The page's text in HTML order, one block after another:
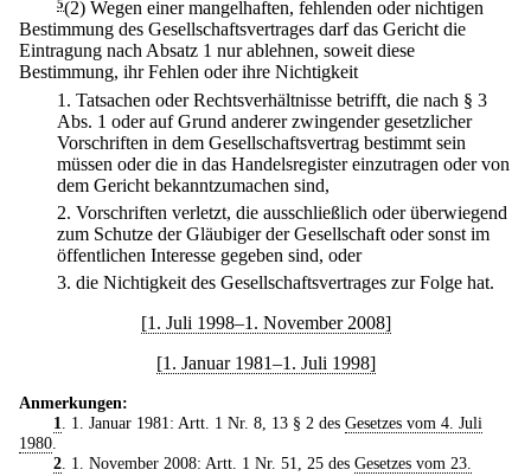
5(2) Wegen einer mangelhaften, fehlenden oder nichtigen
Bestimmung des Gesellschaftsvertrages darf das Gericht die
Eintragung nach Absatz 1 nur ablehnen, soweit diese
Bestimmung, ihr Fehlen oder ihre Nichtigkeit
1. Tatsachen oder Rechtsverhältnisse betrifft, die nach § 3
Abs. 1 oder auf Grund anderer zwingender gesetzlicher
Vorschriften in dem Gesellschaftsvertrag bestimmt sein
müssen oder die in das Handelsregister einzutragen oder von
dem Gericht bekanntzumachen sind,
2. Vorschriften verletzt, die ausschließlich oder überwiegend
zum Schutze der Gläubiger der Gesellschaft oder sonst im
öffentlichen Interesse gegeben sind, oder
3. die Nichtigkeit des Gesellschaftsvertrages zur Folge hat.
[1. Juli 1998–1. November 2008]
[1. Januar 1981–1. Juli 1998]
Anmerkungen:
1
. 1. Januar 1981: Artt. 1 Nr. 8, 13 § 2 des Gesetzes vom 4. Juli
1980
2. 1. November 2008: Artt. 1 Nr. 51, 25 des Gesetzes vom 23.